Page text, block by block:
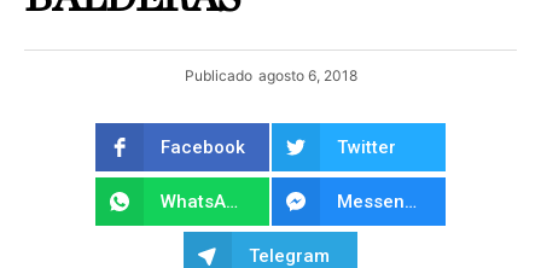
Publicado agosto 6, 2018
Facebook Twitter
WhatsApp Messenger
Telegram